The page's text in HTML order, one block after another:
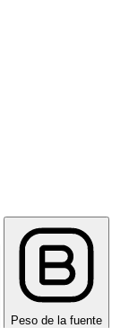
Peso de la fuente